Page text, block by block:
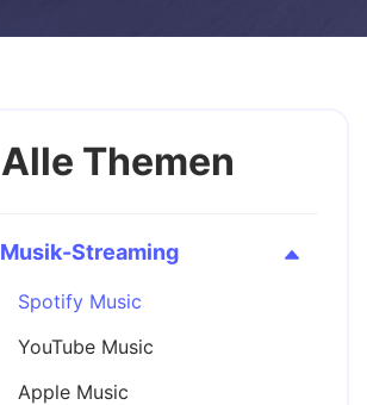
Alle Themen
Musik-Streaming
Spotify Music
YouTube Music
Apple Music